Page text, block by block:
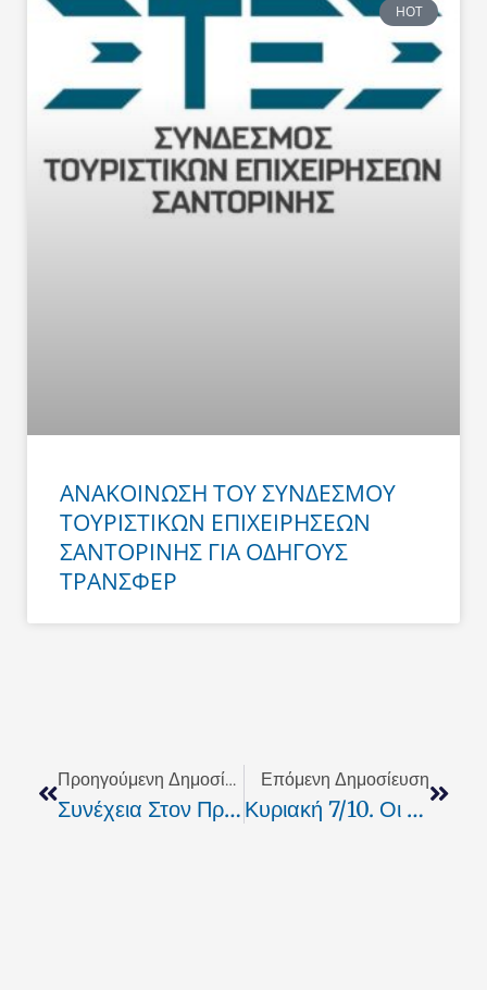
HOT
ΑΝΑΚΟΙΝΩΣΗ ΤΟΥ ΣΥΝΔΕΣΜΟΥ
ΤΟΥΡΙΣΤΙΚΩΝ ΕΠΙΧΕΙΡΗΣΕΩΝ
ΣΑΝΤΟΡΙΝΗΣ ΓΙΑ ΟΔΗΓΟΥΣ
ΤΡΑΝΣΦΕΡ
Προηγούμενη Δημοσίευση
Συνέχεια Στον Πρωθυπουργικό «εκβιασμό»!
Επόμενη Δημοσίευση
Κυριακή 7/10. Οι Κάλπες Άνοιξαν !!!